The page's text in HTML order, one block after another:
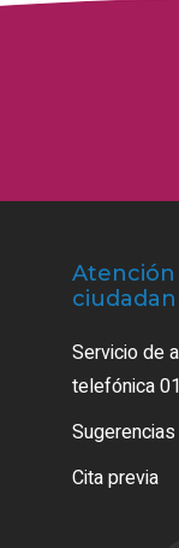
Atención
Servicio de
telefónica
Cita previa